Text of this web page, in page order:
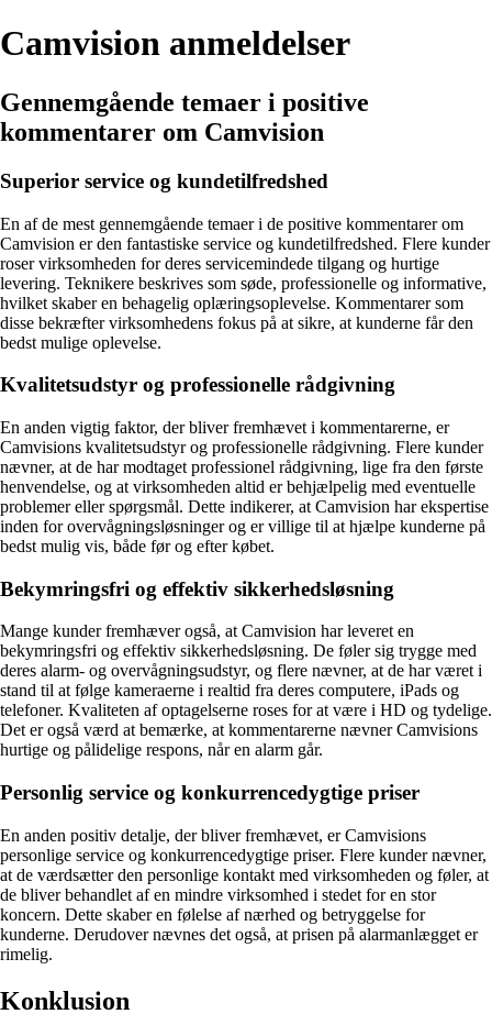
Camvision anmeldelser
Gennemgående temaer i positive
kommentarer om Camvision
Superior service og kundetilfredshed
En af de mest gennemgående temaer i de positive kommentarer om
Camvision er den fantastiske service og kundetilfredshed. Flere kunder
roser virksomheden for deres servicemindede tilgang og hurtige
levering. Teknikere beskrives som søde, professionelle og informative,
hvilket skaber en behagelig oplæringsoplevelse. Kommentarer som
disse bekræfter virksomhedens fokus på at sikre, at kunderne får den
bedst mulige oplevelse.
Kvalitetsudstyr og professionelle rådgivning
En anden vigtig faktor, der bliver fremhævet i kommentarerne, er
Camvisions kvalitetsudstyr og professionelle rådgivning. Flere kunder
nævner, at de har modtaget professionel rådgivning, lige fra den første
henvendelse, og at virksomheden altid er behjælpelig med eventuelle
problemer eller spørgsmål. Dette indikerer, at Camvision har ekspertise
inden for overvågningsløsninger og er villige til at hjælpe kunderne på
bedst mulig vis, både før og efter købet.
Bekymringsfri og effektiv sikkerhedsløsning
Mange kunder fremhæver også, at Camvision har leveret en
bekymringsfri og effektiv sikkerhedsløsning. De føler sig trygge med
deres alarm- og overvågningsudstyr, og flere nævner, at de har været i
stand til at følge kameraerne i realtid fra deres computere, iPads og
telefoner. Kvaliteten af optagelserne roses for at være i HD og tydelige.
Det er også værd at bemærke, at kommentarerne nævner Camvisions
hurtige og pålidelige respons, når en alarm går.
Personlig service og konkurrencedygtige priser
En anden positiv detalje, der bliver fremhævet, er Camvisions
personlige service og konkurrencedygtige priser. Flere kunder nævner,
at de værdsætter den personlige kontakt med virksomheden og føler, at
de bliver behandlet af en mindre virksomhed i stedet for en stor
koncern. Dette skaber en følelse af nærhed og betryggelse for
kunderne. Derudover nævnes det også, at prisen på alarmanlægget er
rimelig.
Konklusion